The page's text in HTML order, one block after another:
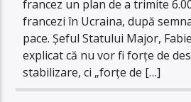
francez un plan de a trimite
francezi în Ucraina, după
pace. Șeful Statului Major,
explicat că nu vor fi forțe de
stabilizare, ci „forțe de […]